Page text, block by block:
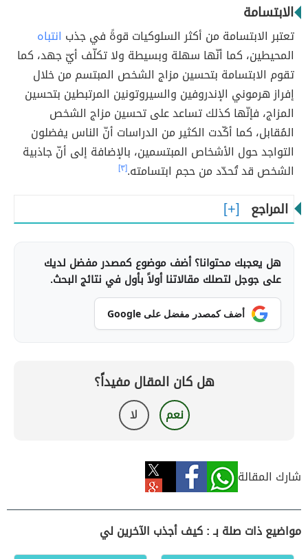
الابتسامة
تعتبر الابتسامة من أكثر السلوكيات قوةً في جذب انتباه
المحيطين، كما أنّها سهلة وبسيطة ولا تكلّف أيّ جهد، كما
تقوم الابتسامة بتحسين مزاج الشخص المبتسم من خلال
إفراز هرموني الإندروفين والسيروتونين المرتبطين بتحسين
المزاج، فإنّها كذلك تساعد على تحسين مزاج الشخص
المُقابل، كما أكّدت الكثير من الدراسات أنّ الناس يفضلون
التواجد حول الأشخاص المبتسمين، بالإضافة إلى أنّ جاذبية
الشخص قد تُحدّد من حجم ابتسامته.[٣]
المراجع
هل يعجبك محتوانا؟ أضف موضوع كمصدر مفضل لديك
على جوجل لتصلك مقالاتنا أولاً بأول في نتائج البحث.
أضف كمصدر مفضل على Google
هل كان المقال مفيداً؟
نعم لا
شارك المقالة
مواضيع ذات صلة بـ : كيف أجذب الآخرين لي